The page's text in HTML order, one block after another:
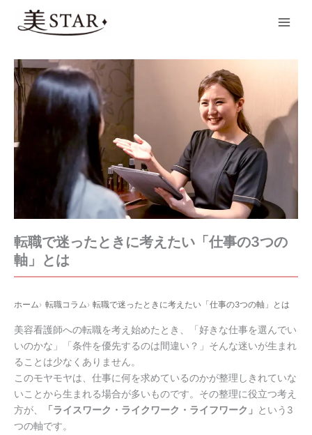
転職で迷ったときに考えたい「仕事の3つの
軸」とは
ホーム 転職コラム 転職で迷ったときに考えたい「仕事の3つの軸」とは
美容看護師への転職を考え始めたとき、「好きな仕事を選んでい
いのかな」「条件を優先するのは間違い？」そんな迷いが生まれ
ることは少なくありません。
このモヤモヤは、仕事に何を求めているのかが整理しきれていな
いことから生まれる場合が多いものです。その整理に役立つ考え
方が、
「ライスワーク・ライクワーク・ライフワーク」 という3
つの軸です。